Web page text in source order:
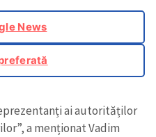
News
ai autorităților
a menționat Vadim